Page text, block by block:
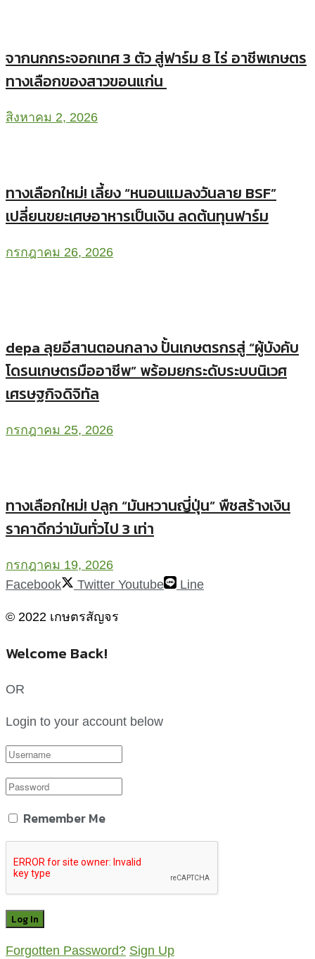
จากนกกระจอกเทศ 3 ตัว สู่ฟาร์ม 8 ไร่ อาชีพเกษตร
ทางเลือกของสาวขอนแก่น
สิงหาคม 2, 2026
ทางเลือกใหม่! เลี้ยง “หนอนแมลงวันลาย BSF”
เปลี่ยนขยะเศษอาหารเป็นเงิน ลดต้นทุนฟาร์ม
กรกฎาคม 26, 2026
depa ลุยอีสานตอนกลาง ปั้นเกษตรกรสู่ “ผู้บังคับ
โดรนเกษตรมืออาชีพ” พร้อมยกระดับระบบนิเวศ
เศรษฐกิจดิจิทัล
กรกฎาคม 25, 2026
ทางเลือกใหม่! ปลูก “มันหวานญี่ปุ่น” พืชสร้างเงิน
ราคาดีกว่ามันทั่วไป 3 เท่า
กรกฎาคม 19, 2026
Facebook
Twitter Youtube Line
© 2022 เกษตรสัญจร
Welcome Back!
OR
Login to your account below
Remember Me
Forgotten Password? Sign Up